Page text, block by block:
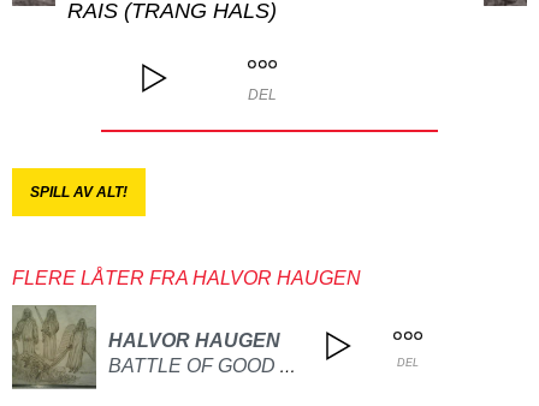
RAIS (TRANG HALS)
DEL
SPILL AV ALT!
FLERE LÅTER FRA HALVOR HAUGEN
HALVOR HAUGEN
BATTLE OF GOOD AND EVIL! DEL